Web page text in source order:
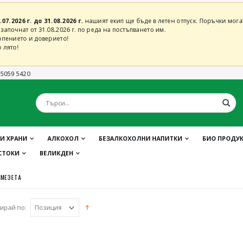
г. до 31.08.2026 г. нашият екип ще бъде в летен отпуск. Поръчки
от 31.08.2026 г. по реда на постъпването им.
и доверието!
лято!
5420
ХРАНИ АЛКОХОЛ БЕЗАЛКОХОЛНИ НАПИТКИ БИО
ВЕЛИКДЕН
по: